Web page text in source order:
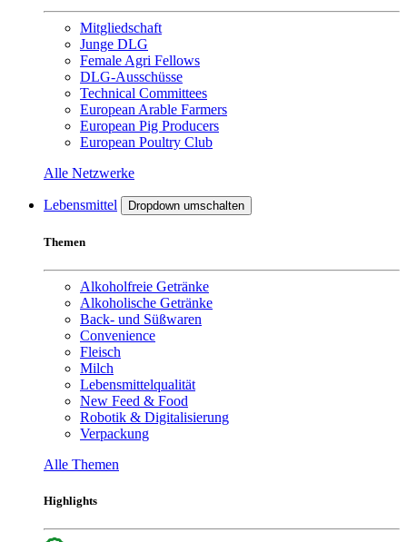
Mitgliedschaft
Junge DLG
Female Agri Fellows
DLG-Ausschüsse
Technical Committees
European Arable Farmers
European Pig Producers
European Poultry Club
Alle Netzwerke
Lebensmittel Dropdown umschalten
Themen
Alkoholfreie Getränke
Alkoholische Getränke
Back- und Süßwaren
Convenience
Fleisch
Milch
Lebensmittelqualität
New Feed & Food
Robotik & Digitalisierung
Verpackung
Alle Themen
Highlights